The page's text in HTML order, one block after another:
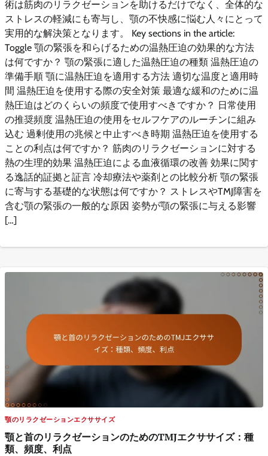
術は筋肉のリラクゼーションを助けるだけでなく、全体的な
ストレスの軽減にも寄与し、顎の不快感に悩む人々にとって
実用的な解決策となります。 Key sections in the article:
Toggle 顎の緊張を和らげるための温熱圧迫の効果的な方法
は何ですか？ 顎の緊張に適した温熱圧迫の種類 温熱圧迫の
準備手順 顎に温熱圧迫を適用する方法 適切な温度と適用時
間 温熱圧迫を使用する際の安全対策 最適な緩和のために温
熱圧迫はどのくらいの頻度で使用すべきですか？ 日常使用
の推奨頻度 温熱圧迫の使用をセルフケアのルーチンに組み
込む 過剰使用の兆候と中止すべき時期 温熱圧迫を使用する
ことの利点は何ですか？ 筋肉のリラクゼーションに対する
熱の生理的効果 温熱圧迫による血液循環の改善 効果に関す
る逸話的証拠と証言 冷却療法や薬剤との比較分析 顎の緊張
に寄与する基礎的な状態は何ですか？ ストレスやTMJ障害を
含む顎の緊張の一般的な原因 姿勢が顎の緊張に与える影響
[…]
顎のリラクゼーションエクササイズ
顎と首のリラクゼーションのためのTMJエクササイズ：種
類、頻度、利点